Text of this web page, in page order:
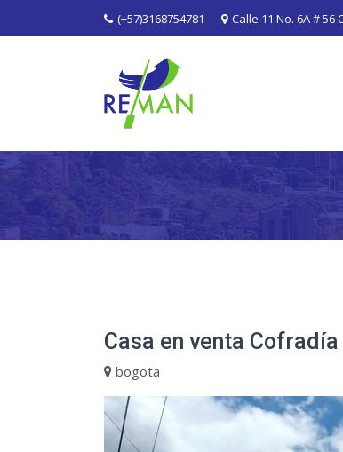
(+57)3168754781 Calle 11 No. 6A #
Casa en venta Cofradía
bogota